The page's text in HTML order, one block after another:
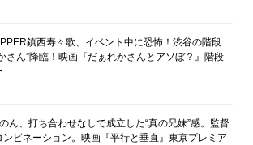
鎮西寿々歌、イベント中に恐怖！渋谷の階段
さん”降臨！映画『だぁれかさんとアソぼ？』階段
ん、打ち合わせなしで成立した“真の兄妹”感。監督
ンビネーション。映画『平行と垂直』東京プレミア